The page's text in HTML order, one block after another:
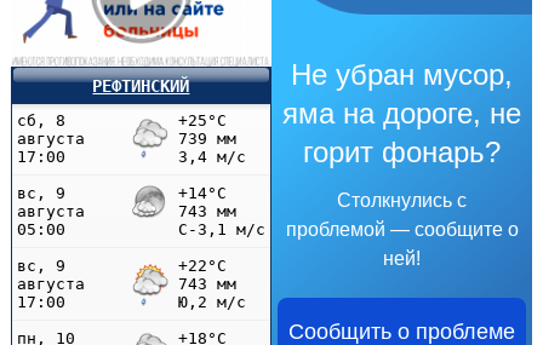
Не убран мусор,
яма на дороге, не
горит фонарь?
Столкнулись с
проблемой — сообщите о
ней!
Сообщить о проблеме
РЕФТИНСКИЙ